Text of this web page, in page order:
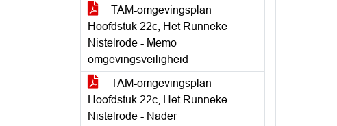
TAM-omgevingsplan
Hoofdstuk 22c, Het Runneke
Nistelrode - Memo
omgevingsveiligheid
TAM-omgevingsplan
Hoofdstuk 22c, Het Runneke
Nistelrode - Nader